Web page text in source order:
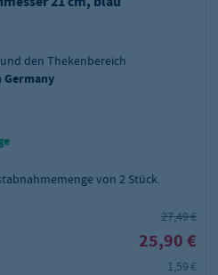
den Thekenbereich
von 2 Stück.
27,49 €
25,90 €
1,59 €